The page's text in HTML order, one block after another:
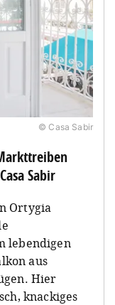
© Casa Sabir
Sabir
Ortygia
lebendigen
aus
Hier
knackiges